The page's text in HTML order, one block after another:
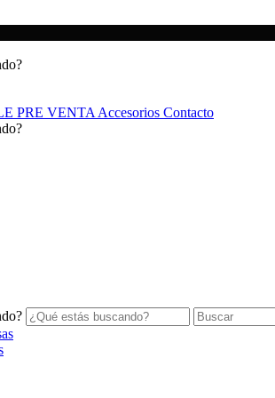
PRE VENTA Accesorios Contacto